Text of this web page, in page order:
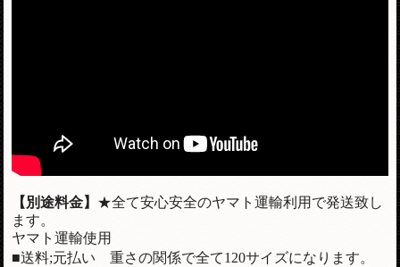
【別途料金】 ★全て安心安全のヤマト運輸利用で発送致し
ます。
ヤマト運輸使用
■送料;元払い 重さの関係で全て120サイズになります。